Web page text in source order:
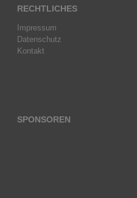
RECHTLICHES
Impressum
Datenschutz
Kontakt
SPONSOREN